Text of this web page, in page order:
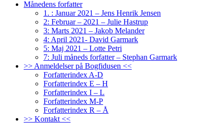
Månedens forfatter
1. : Januar 2021 – Jens Henrik Jensen
2: Februar – 2021 – Julie Hastrup
3: Marts 2021 – Jakob Melander
4: April 2021- David Garmark
5: Maj 2021 – Lotte Petri
7: Juli måneds forfatter – Stephan Garmark
>> Anmeldelser på Bogfidusen <<
Forfatterindex A-D
Forfatterindex E – H
Forfatterindex I – L
Forfatterindex M-P
Forfatterindex R – Å
>> Kontakt <<